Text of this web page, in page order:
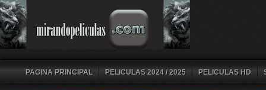
PAGINA PRINCIPAL PELICULAS 2024 / 2025 PELICULAS HD